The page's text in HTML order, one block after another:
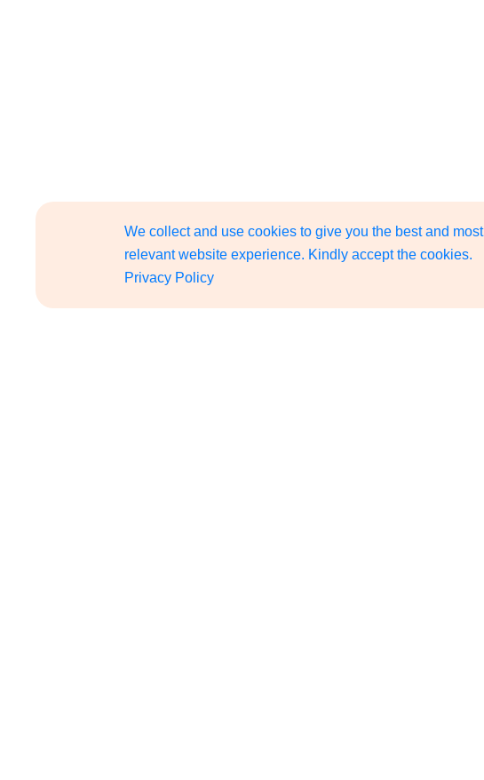
We collect and use cookies to give you the best and most
relevant website experience. Kindly accept the cookies.
Privacy Policy